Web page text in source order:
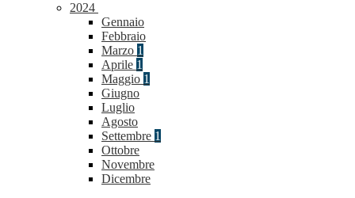
2024
Gennaio
Febbraio
Marzo 1
Aprile 1
Maggio 1
Giugno
Luglio
Agosto
Settembre 1
Ottobre
Novembre
Dicembre